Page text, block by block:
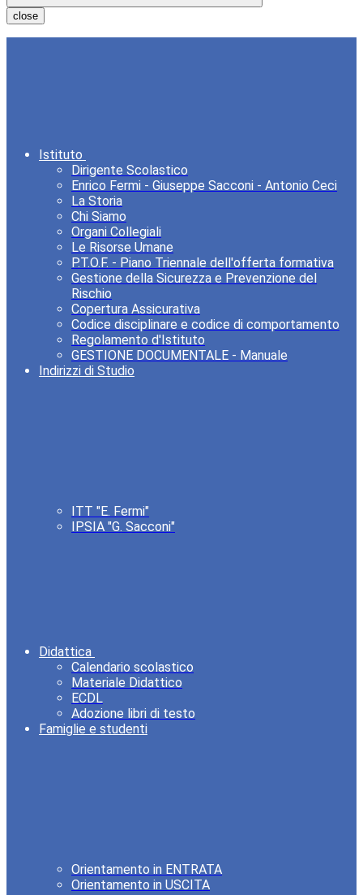
close
Istituto
Dirigente Scolastico
Enrico Fermi - Giuseppe Sacconi - Antonio Ceci
La Storia
Chi Siamo
Organi Collegiali
Le Risorse Umane
P.T.O.F. - Piano Triennale dell'offerta formativa
Gestione della Sicurezza e Prevenzione del
Rischio
Copertura Assicurativa
Codice disciplinare e codice di comportamento
Regolamento d'Istituto
GESTIONE DOCUMENTALE - Manuale
Indirizzi di Studio
ITT "E. Fermi"
IPSIA "G. Sacconi"
Didattica
Calendario scolastico
Materiale Didattico
ECDL
Adozione libri di testo
Famiglie e studenti
Orientamento in ENTRATA
Orientamento in USCITA